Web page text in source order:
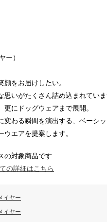
ー）
をお届けしたい。
いがたくさん詰め込まれていま
にドッグウェアまで展開。
変わる瞬間を演出する、ベーシ
エアを提案します。
の対象商品です
の詳細はこちら
イヤー
イヤー